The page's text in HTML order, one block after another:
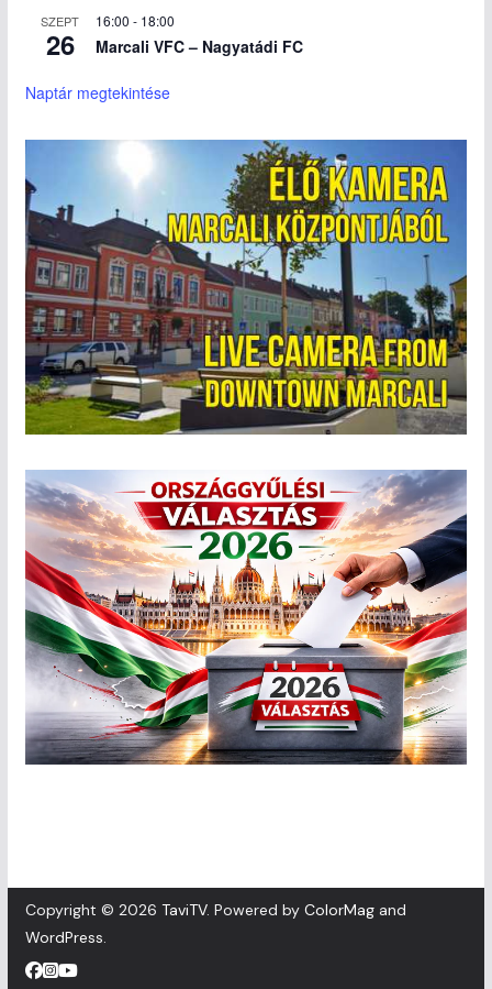
SZEPT
26
16:00 - 18:00
Marcali VFC – Nagyatádi FC
Naptár megtekintése
Copyright © 2026 TaviTV. Powered by ColorMagand
WordPress.